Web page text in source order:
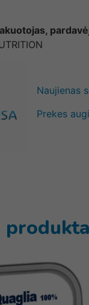
Naujienas
Prekes